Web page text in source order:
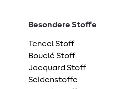
Besondere Stoffe
Tencel Stoff
Bouclé Stoff
Jacquard Stoff
Seidenstoffe